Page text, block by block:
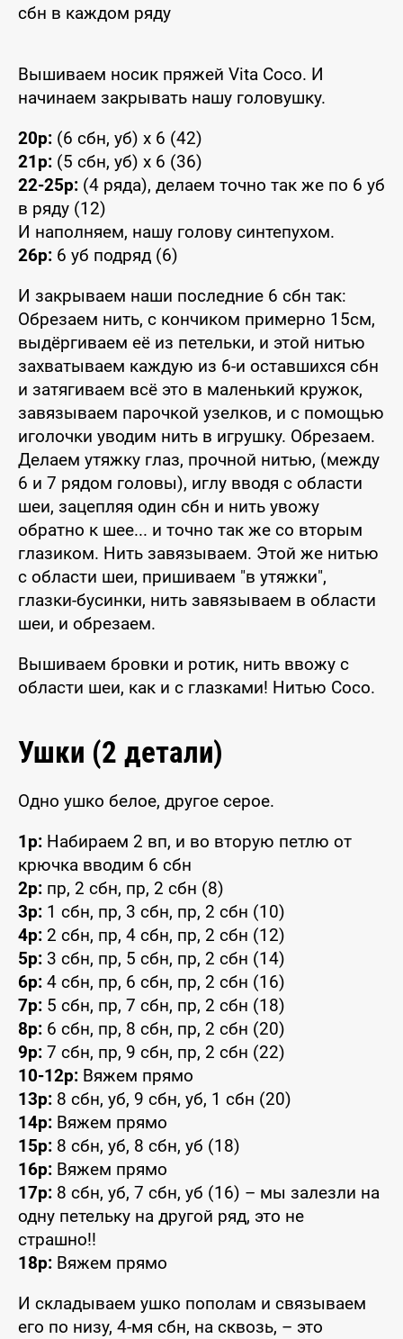
сбн в каждом ряду
Вышиваем носик пряжей Vita Coco. И
начинаем закрывать нашу головушку.
20р: (6 сбн, уб) x 6 (42)
21р: (5 сбн, уб) x 6 (36)
22-25р: (4 ряда), делаем точно так же по 6 уб
в ряду (12)
И наполняем, нашу голову синтепухом.
26р: 6 уб подряд (6)
И закрываем наши последние 6 сбн так:
Обрезаем нить, с кончиком примерно 15см,
выдёргиваем её из петельки, и этой нитью
захватываем каждую из 6-и оставшихся сбн
и затягиваем всё это в маленький кружок,
завязываем парочкой узелков, и с помощью
иголочки уводим нить в игрушку. Обрезаем.
Делаем утяжку глаз, прочной нитью, (между
6 и 7 рядом головы), иглу вводя с области
шеи, зацепляя один сбн и нить увожу
обратно к шее... и точно так же со вторым
глазиком. Нить завязываем. Этой же нитью
с области шеи, пришиваем "в утяжки",
глазки-бусинки, нить завязываем в области
шеи, и обрезаем.
Вышиваем бровки и ротик, нить ввожу с
области шеи, как и с глазками! Нитью Сосо.
Ушки (2 детали)
Одно ушко белое, другое серое.
1р: Набираем 2 вп, и во вторую петлю от
крючка вводим 6 сбн
2р: пр, 2 сбн, пр, 2 сбн (8)
3р: 1 сбн, пр, 3 сбн, пр, 2 сбн (10)
4р: 2 сбн, пр, 4 сбн, пр, 2 сбн (12)
5р: 3 сбн, пр, 5 сбн, пр, 2 сбн (14)
6р: 4 сбн, пр, 6 сбн, пр, 2 сбн (16)
7р: 5 сбн, пр, 7 сбн, пр, 2 сбн (18)
8р: 6 сбн, пр, 8 сбн, пр, 2 сбн (20)
9р: 7 сбн, пр, 9 сбн, пр, 2 сбн (22)
10-12р: Вяжем прямо
13р: 8 сбн, уб, 9 сбн, уб, 1 сбн (20)
14р: Вяжем прямо
15р: 8 сбн, уб, 8 сбн, уб (18)
16р: Вяжем прямо
17р: 8 сбн, уб, 7 сбн, уб (16) – мы залезли на
одну петельку на другой ряд, это не
страшно!!
18р: Вяжем прямо
И складываем ушко пополам и связываем
его по низу, 4-мя сбн, на сквозь, – это